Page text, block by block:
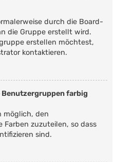
durch die Board-
die Gruppe erstellt wird.
erstellen möchtest,
kontaktieren.
Benutzergruppen farbig
möglich, den
zuzuteilen, so dass
sind.